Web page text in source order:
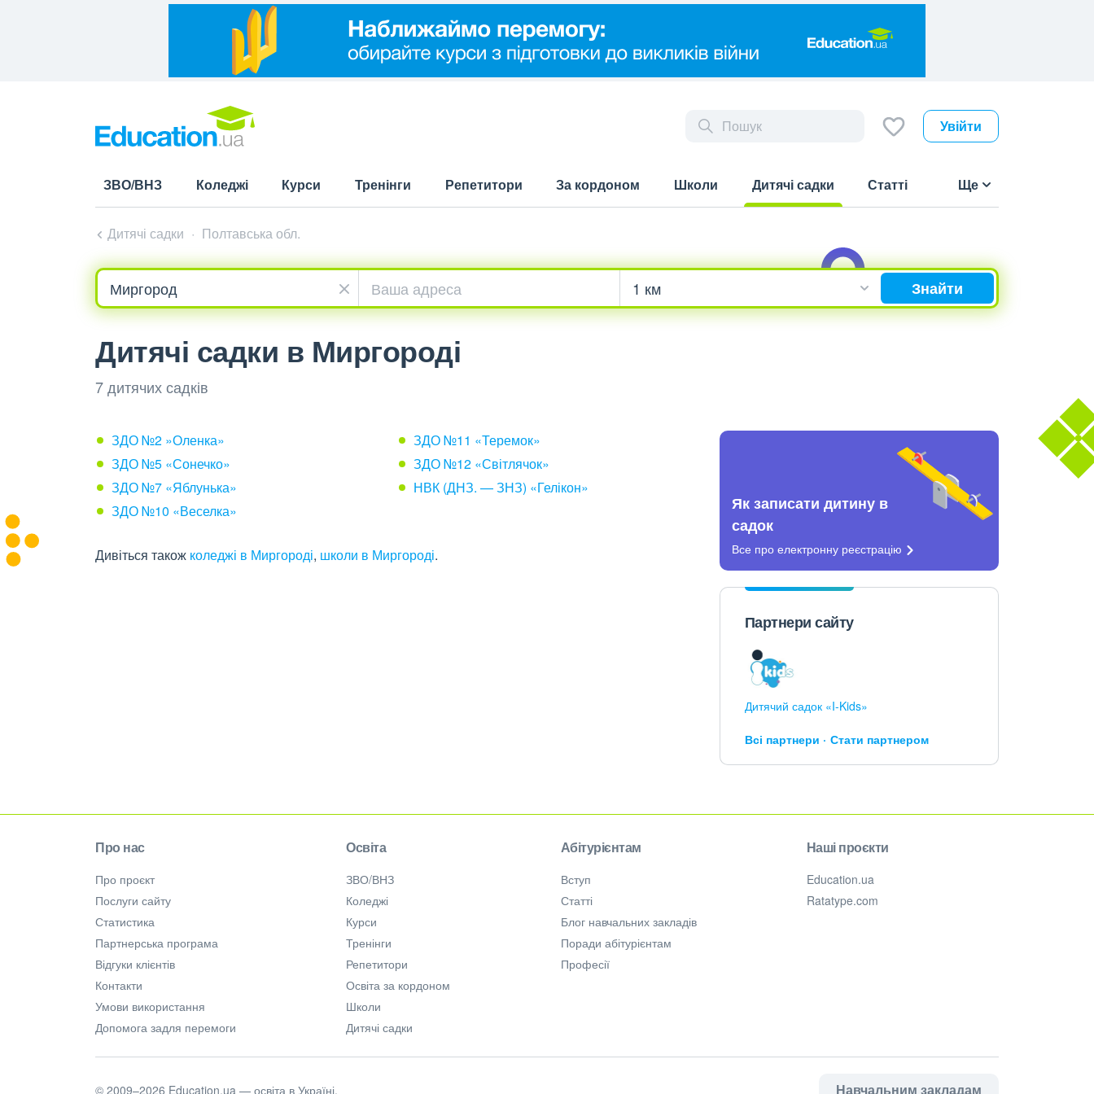
Увійти
ЗВО/ВНЗ Коледжі Курси Тренінги Репетитори За кордоном Школи
Дитячі садки
Статті Ще
Дитячі садки Полтавська обл.
Знайти
Дитячі садки в Миргороді
7 дитячих садків
ЗДО №2 »Оленка»
ЗДО №5 «Сонечко»
ЗДО №7 «Яблунька»
ЗДО №10 «Веселка»
ЗДО №11 «Теремок»
ЗДО №12 «Світлячок»
НВК (ДНЗ. — ЗНЗ) «Гелікон»
Дивіться також коледжі в Миргороді, школи в Миргороді.
Як записати дитину в
садок
Все про електронну реєстрацію
Партнери сайту
Дитячий садок «I-Kids»
Всі партнери Стати партнером
Про нас
Про проєкт
Послуги сайту
Статистика
Партнерська програма
Відгуки клієнтів
Контакти
Умови використання
Допомога задля перемоги
Освіта
ЗВО/ВНЗ
Коледжі
Курси
Тренінги
Репетитори
Освіта за кордоном
Школи
Дитячі садки
Абітурієнтам
Вступ
Статті
Блог навчальних закладів
Поради абітурієнтам
Професії
Наші проєкти
Education.ua
Ratatype.com
Навчальним закладам
© 2009–2026 Education.ua — освіта в Україні.